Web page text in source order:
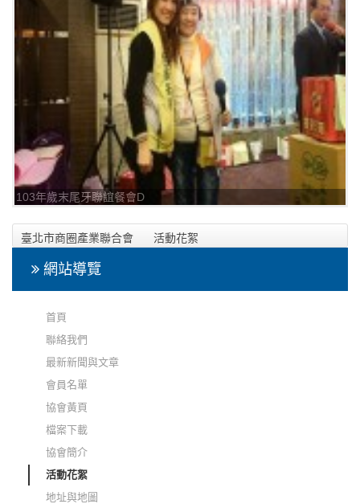
103年歲末尾牙聯誼餐會D
臺北市商圈產業聯合會
活動花絮
103年歲末尾牙聯誼餐會
網站導覽
首頁
聯絡我們
最新新聞與文章
會員名單
協會黃頁
檔案下載
協會簡介
活動花絮
地址與地圖